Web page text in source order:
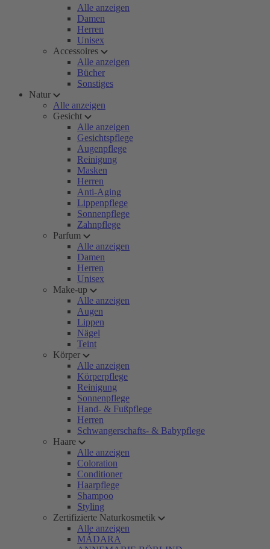
Alle anzeigen
Damen
Herren
Unisex
Accessoires
Alle anzeigen
Bücher
Sonstiges
Natur
Alle anzeigen
Gesicht
Alle anzeigen
Gesichtspflege
Augenpflege
Reinigung
Masken
Herren
Anti-Aging
Lippenpflege
Sonnenpflege
Zahnpflege
Parfum
Alle anzeigen
Damen
Herren
Unisex
Make-up
Alle anzeigen
Augen
Lippen
Nägel
Teint
Körper
Alle anzeigen
Körperpflege
Reinigung
Sonnenpflege
Hand- & Fußpflege
Herren
Schwangerschafts- & Babypflege
Haare
Alle anzeigen
Coloration
Conditioner
Haarpflege
Shampoo
Styling
Zertifizierte Naturkosmetik
Alle anzeigen
MÁDARA